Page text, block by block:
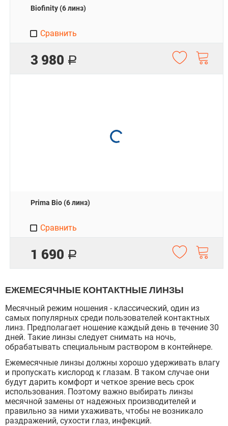
Biofinity (6 линз)
3 980 Р
Сравнить
Prima Bio (6 линз)
1 690 Р
Сравнить
ЕЖЕМЕСЯЧНЫЕ КОНТАКТНЫЕ ЛИНЗЫ
Месячный режим ношения - классический, один из
самых популярных среди пользователей контактных
линз. Предполагает ношение каждый день в течение 30
дней. Такие линзы следует снимать на ночь,
обрабатывать специальным раствором в контейнере.
Ежемесячные линзы должны хорошо удерживать влагу
и пропускать кислород к глазам. В таком случае они
будут дарить комфорт и четкое зрение весь срок
использования. Поэтому важно выбирать линзы
месячной замены от надежных производителей и
правильно за ними ухаживать, чтобы не возникало
раздражений, сухости глаз, инфекций.